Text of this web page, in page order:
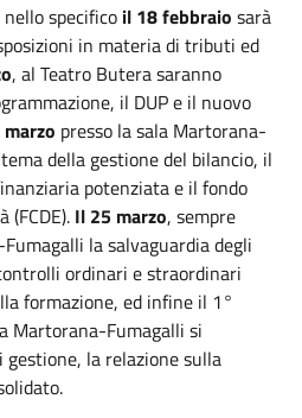
specifico il 18 febbraio sarà
in materia di tributi ed
, al Teatro Butera saranno
il DUP e il nuovo
presso la sala Martorana-
della gestione del bilancio, il
potenziata e il fondo
Il 25 marzo, sempre
la salvaguardia degli
ordinari e straordinari
formazione, ed infine il 1°
Martorana-Fumagalli si
la relazione sulla